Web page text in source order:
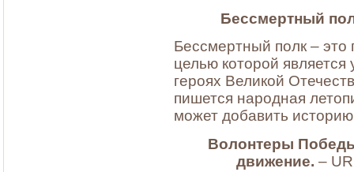
Бессмертный
Бессмертный полк – это
целью которой
героях Великой
пишется народная
может добавить
Волонтеры
движение. –